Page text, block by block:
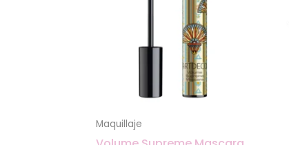
Maquillaje